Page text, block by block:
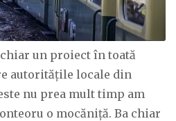
un proiect în toată
autoritățile locale din
nu prea mult timp am
o mocăniță. Ba chiar